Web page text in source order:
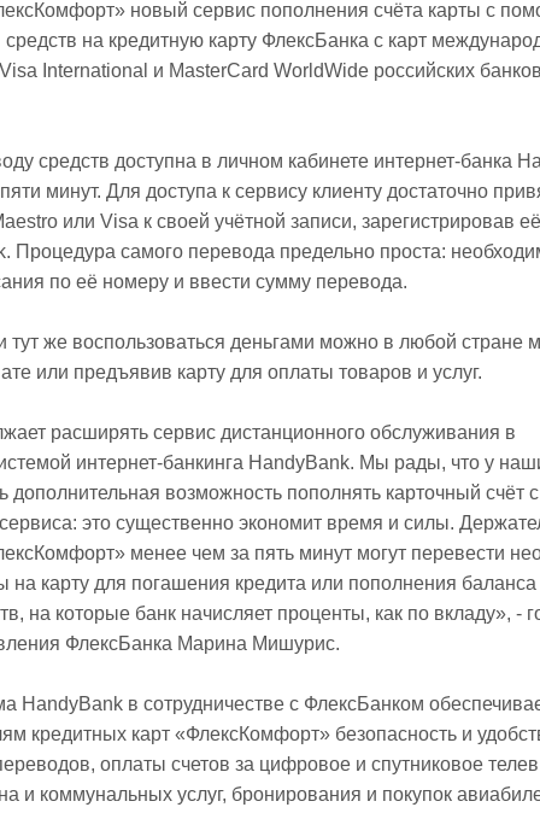
новый сервис пополнения счёта карты с
на кредитную карту ФлексБанка с карт
International и MasterCard WorldWide российских
средств доступна в личном кабинете интернет-банка
минут. Для доступа к сервису клиенту достаточно
или Visa к своей учётной записи, зарегистрировав
Процедура самого перевода предельно проста:
по её номеру и ввести сумму перевода.
тут же воспользоваться деньгами можно в любой стране
или предъявив карту для оплаты товаров и услуг.
расширять сервис дистанционного обслуживания в
интернет-банкинга HandyBank. Мы рады, что у
дополнительная возможность пополнять карточный счёт
это существенно экономит время и силы.
менее чем за пять минут могут перевести
на карту для погашения кредита или пополнения баланса
на которые банк начисляет проценты, как по вкладу», -
ФлексБанка Марина Мишурис.
HandyBank в сотрудничестве с ФлексБанком
кредитных карт «ФлексКомфорт» безопасность и
оплаты счетов за цифровое и спутниковое
и коммунальных услуг, бронирования и покупок